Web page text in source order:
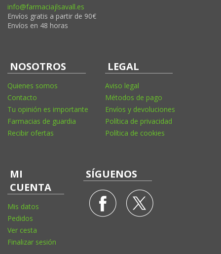
info@farmaciajlsavall.es
Envíos gratis a partir de 90€
Envíos en 48 horas
NOSOTROS
Quienes somos
Contacto
Tu opinión es importante
Farmacias de guardia
Recibir ofertas
LEGAL
Aviso legal
Métodos de pago
Envíos y devoluciones
Política de privacidad
Política de cookies
MI
CUENTA
Mis datos
Pedidos
Ver cesta
Finalizar sesión
SÍGUENOS